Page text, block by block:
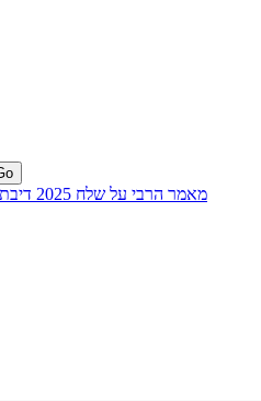
מאמר הרבי על שלח 2025 דיבת הארץ